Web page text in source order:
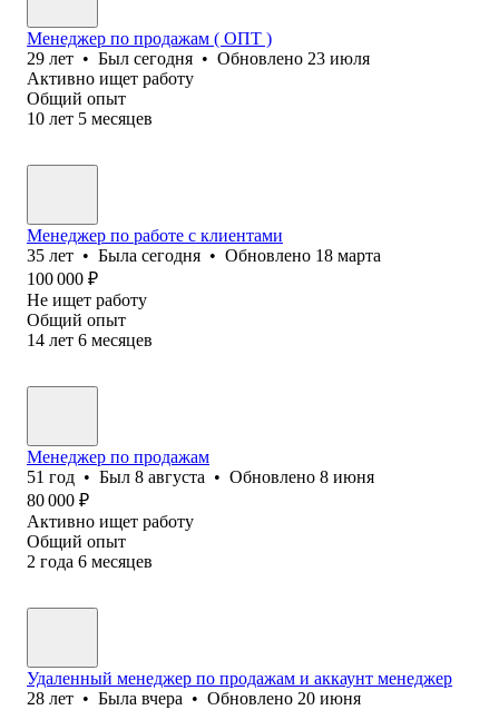
Менеджер по продажам ( ОПТ )
29 лет • Был сегодня • Обновлено 23 июля
Активно ищет работу
Общий опыт
10 лет 5 месяцев
Менеджер по работе с клиентами
35 лет • Была сегодня • Обновлено 18 марта
100 000 ₽
Не ищет работу
Общий опыт
14 лет 6 месяцев
Менеджер по продажам
51 год • Был 8 августа • Обновлено 8 июня
80 000 ₽
Активно ищет работу
Общий опыт
2 года 6 месяцев
Удаленный менеджер по продажам и аккаунт менеджер
28 лет • Была вчера • Обновлено 20 июня